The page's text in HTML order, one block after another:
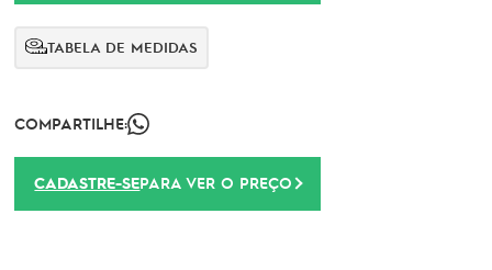
TABELA DE MEDIDAS
COMPARTILHE:
CADASTRE-SEPARA VER O PREÇO